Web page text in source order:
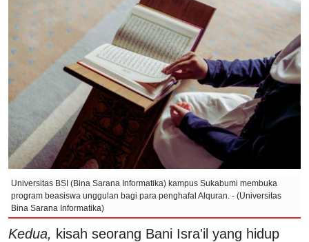
Universitas BSI (Bina Sarana Informatika) kampus Sukabumi membuka
program beasiswa unggulan bagi para penghafal Alquran. - (Universitas
Bina Sarana Informatika)
Kedua, kisah seorang Bani Isra'il yang hidup